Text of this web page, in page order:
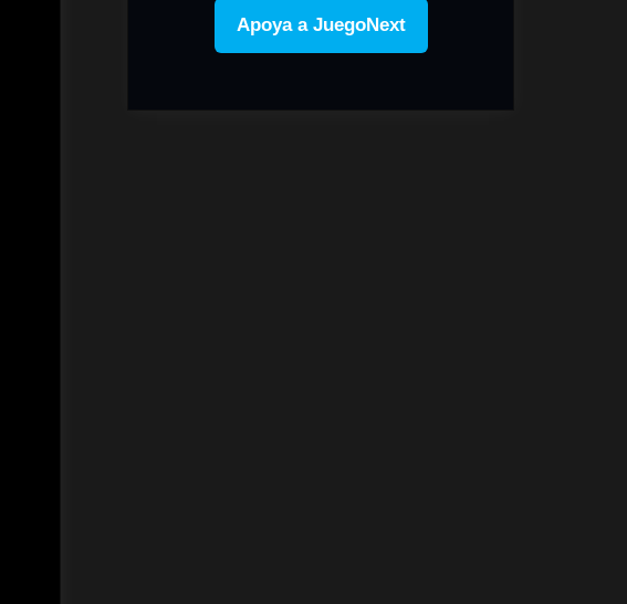
Apoya a JuegoNext